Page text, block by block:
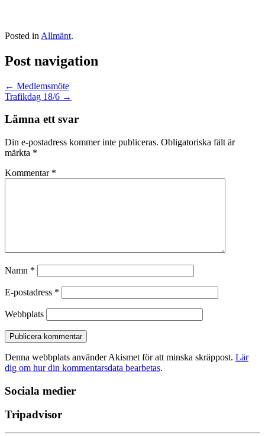
Posted in Allmänt.
Post navigation
← Medlemsmöte
Trafikdag 18/6 →
Lämna ett svar
Din e-postadress kommer inte publiceras. Obligatoriska fält är
märkta *
Kommentar *
Namn *
E-postadress *
Webbplats
Denna webbplats använder Akismet för att minska skräppost. Lär
dig om hur din kommentarsdata bearbetas.
Sociala medier
Tripadvisor